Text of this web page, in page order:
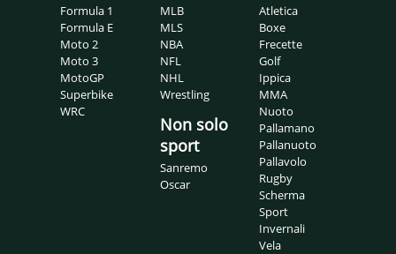
Formula 1
Formula E
Moto 2
Moto 3
MotoGP
Superbike
WRC
MLB
MLS
NBA
NFL
NHL
Wrestling
Non solo
sport
Sanremo
Oscar
Atletica
Boxe
Frecette
Golf
Ippica
MMA
Nuoto
Pallamano
Pallanuoto
Pallavolo
Rugby
Scherma
Sport
Invernali
Vela